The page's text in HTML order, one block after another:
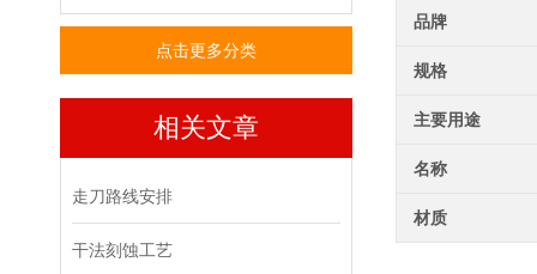
点击更多分类
相关文章
走刀路线安排
干法刻蚀工艺
品牌
规格
主要用途
名称
材质